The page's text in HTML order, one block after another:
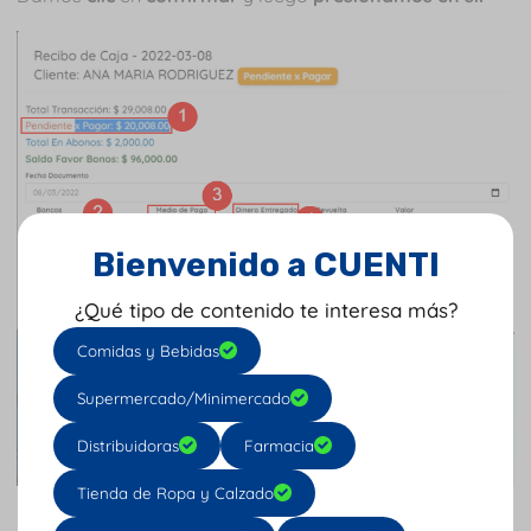
Luego de realizar el abono nos muestra nuevamente el
Bienvenido a CUENTI
¿Qué tipo de contenido te interesa más?
Comidas y Bebidas
Supermercado/Minimercado
Distribuidoras Farmacia
Tienda de Ropa y Calzado